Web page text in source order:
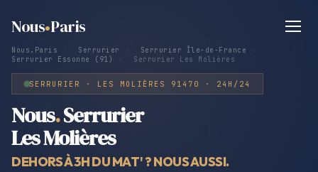
Nous Paris
Nous.Paris Serrurier Serrurier Île-de-France
Serrurier Essonne (91)
Serrurier Les Molières
SERRURIER · LES MOLIÈRES 91470 · 24H/24
Nous.Serrurier
Les Molières
DEHORS À 3H DU MAT' ? NOUS AUSSI.